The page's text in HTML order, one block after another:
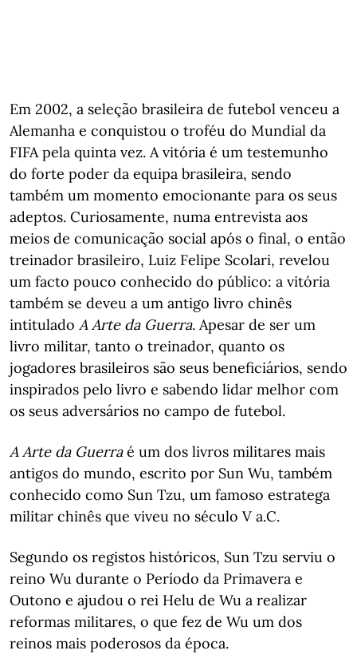
Em 2002, a seleção brasileira de futebol venceu a
Alemanha e conquistou o troféu do Mundial da
FIFA pela quinta vez. A vitória é um testemunho
do forte poder da equipa brasileira, sendo
também um momento emocionante para os seus
adeptos. Curiosamente, numa entrevista aos
meios de comunicação social após o final, o então
treinador brasileiro, Luiz Felipe Scolari, revelou
um facto pouco conhecido do público: a vitória
também se deveu a um antigo livro chinês
intitulado A Arte da Guerra. Apesar de ser um
livro militar, tanto o treinador, quanto os
jogadores brasileiros são seus beneficiários, sendo
inspirados pelo livro e sabendo lidar melhor com
os seus adversários no campo de futebol.
A Arte da Guerraé um dos livros militares mais
antigos do mundo, escrito por Sun Wu, também
conhecido como Sun Tzu, um famoso estratega
militar chinês que viveu no século V a.C.
Segundo os registos históricos, Sun Tzu serviu o
reino Wu durante o Período da Primavera e
Outono e ajudou o rei Helu de Wu a realizar
reformas militares, o que fez de Wu um dos
reinos mais poderosos da época.